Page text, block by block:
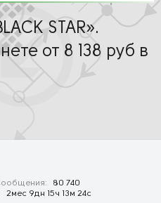
STAR».
от 8 138 руб в
80 740
2мес 9дн 15ч 13м 24с